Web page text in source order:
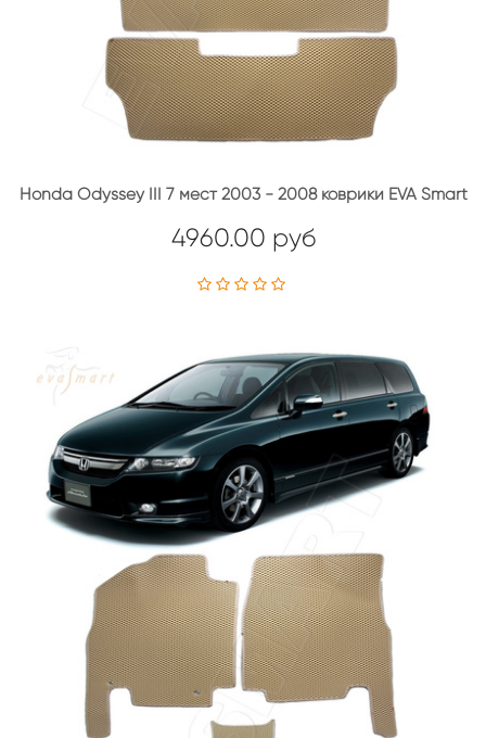
Honda Odyssey III 7 мест 2003 - 2008 коврики EVA Smart
4960.00 руб